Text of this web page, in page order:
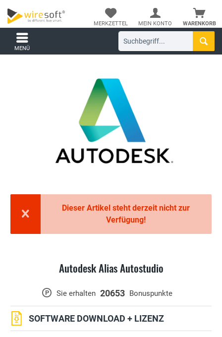
WARENKORB
MERKZETTEL MEIN KONTO
MENÜ
Dieser Artikel steht derzeit nicht zur
Verfügung!
Autodesk Alias Autostudio
P Sie erhalten 20653 Bonuspunkte
SOFTWARE DOWNLOAD + LIZENZ